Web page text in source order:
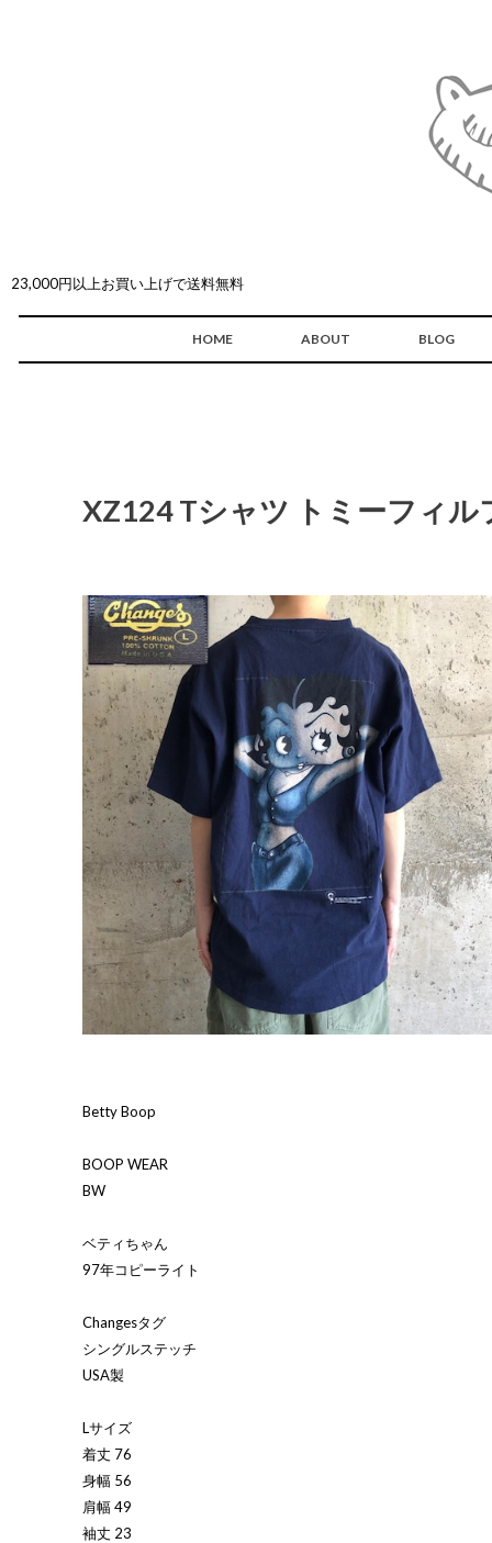
23,000円以上お買い上げで送料無料
HOME ABOUT BLOG
XZ124 Tシャツ トミーフィ
Betty Boop
BOOP WEAR
BW
ベティちゃん
97年コピーライト
Changesタグ
シングルステッチ
USA製
Lサイズ
着丈 76
身幅 56
肩幅 49
袖丈 23